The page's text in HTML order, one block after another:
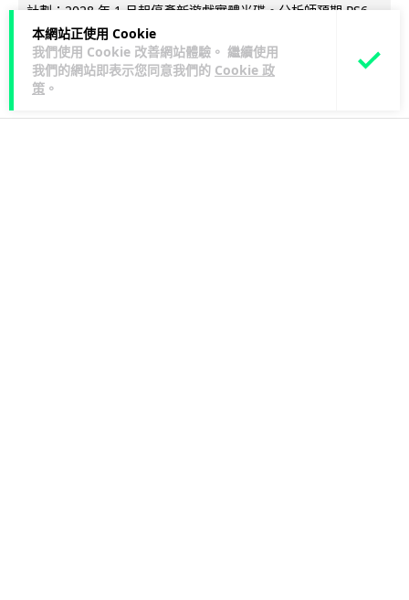
本網站正使用 Cookie
我們使用 Cookie 改善網站體驗。 繼續使用
我們的網站即表示您同意我們的 Cookie 政
策 。
計劃：2028 年 1 月起停產新遊戲實體光碟。分析師預期 PS6
因此... 閱讀全文
167 76 ↗ 分享